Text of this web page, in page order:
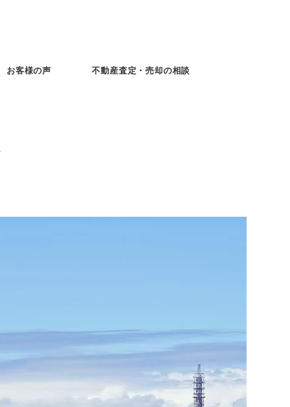
お客様の声 不動産査定・売却の相談